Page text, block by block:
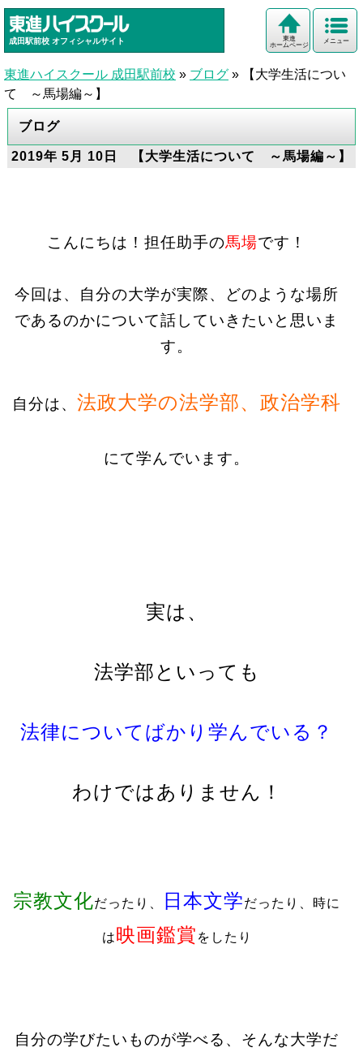
成田駅前校 オフィシャルサイト メニュー
東進
ホームページ
東進ハイスクール 成田駅前校 » ブログ »
【大学生活につい
て ～馬場編～】
ブログ
2019年 5月 10日 【大学生活について ～馬場編～】
こんにちは！担任助手の馬場です！
今回は、自分の大学が実際、どのような場所
であるのかについて話していきたいと思いま
す。
自分は、法政大学の法学部、政治学科
にて学んでいます。
実は、
法学部といっても
法律についてばかり学んでいる？
わけではありません！
宗教文化だったり、 日本文学だったり、時に
は映画鑑賞 をしたり
自分の学びたいものが学べる、そんな大学だ